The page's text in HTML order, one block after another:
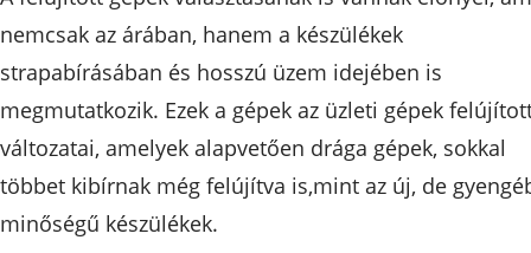
nemcsak az árában, hanem a készülékek
strapabírásában és hosszú üzem idejében is
megmutatkozik. Ezek a gépek az üzleti gépek
változatai, amelyek alapvetően drága gépek, sokkal
többet kibírnak még felújítva is,mint az új, de
minőségű készülékek.